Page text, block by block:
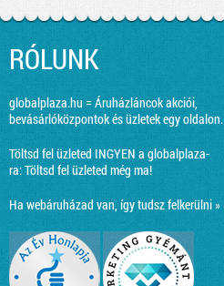
RÓLUNK
globalplaza.hu = Áruházláncok akciói,
bevásárlóközpontok és üzletek egy oldalon.
Töltsd fel üzleted INGYEN a globalplaza-
ra:Töltsd fel üzleted még ma!
Ha webáruházad van, így tudsz felkerülni »